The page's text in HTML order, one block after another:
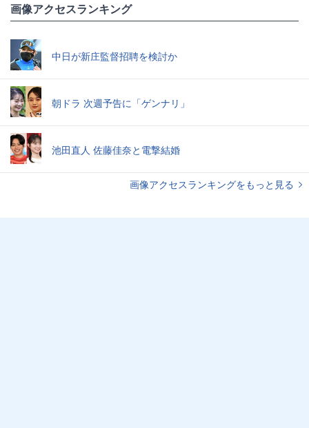
画像アクセスランキング
中日が新庄監督招聘を検討か
朝ドラ 次週予告に「ゲンナリ」
池田直人 佐藤佳奈と電撃結婚
画像アクセスランキングをもっと見る